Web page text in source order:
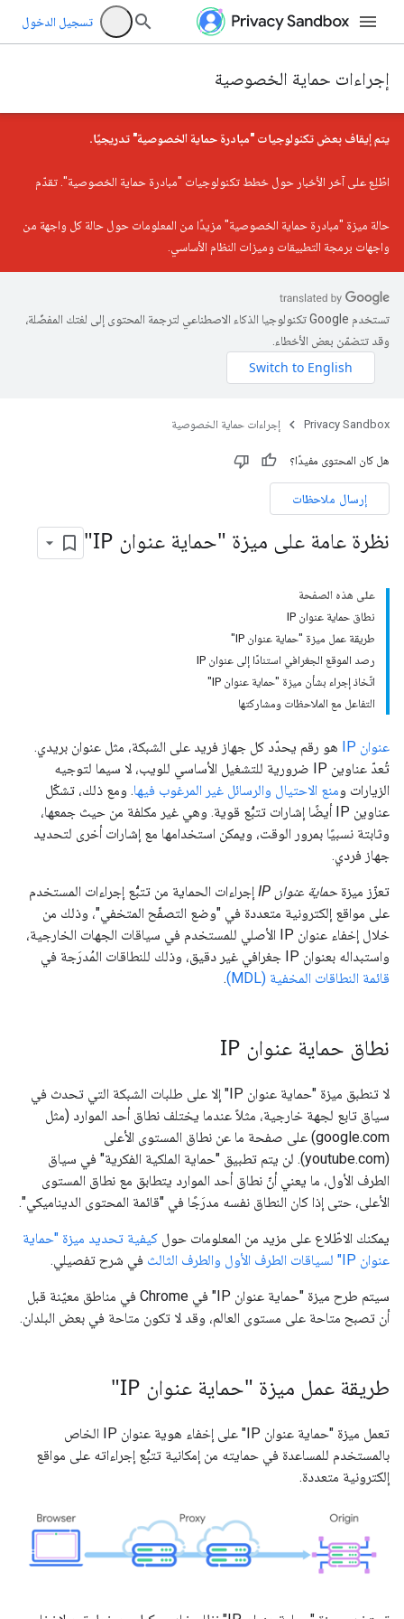
تسجيل الدخول
إجراءات حماية الخصوصية
يتم إيقاف بعض تكنولوجيات "مبادرة حماية الخصوصية" تدريجيًا.
اطّلِع علىآخر الأخبار حول خطط تكنولوجيات "مبادرة حماية الخصوصية" . تقدّم
حالة ميزة "مبادرة حماية الخصوصية" مزيدًا من المعلومات حول حالة كل واجهة من
واجهات برمجة التطبيقات وميزات النظام الأساسي.
تستخدم Google تكنولوجيا الذكاء الاصطناعي لترجمة المحتوى إلى لغتك المفضّلة،
وقد تتضمّن بعض الأخطاء.
Privacy Sandbox إجراءات حماية الخصوصية
هل كان المحتوى مفيدًا؟
إرسال ملاحظات
نظرة عامة على ميزة "حماية عنوان IP"
على هذه الصفحة
نطاق حماية عنوان IP
طريقة عمل ميزة "حماية عنوان IP"
رصد الموقع الجغرافي استنادًا إلى عنوان IP
اتّخاذ إجراء بشأن ميزة "حماية عنوان IP"
التفاعل مع الملاحظات ومشاركتها
عنوان IP
هو رقم يحدّد كل جهاز فريد على الشبكة، مثل عنوان بريدي.
تُعدّ عناوين IP ضرورية للتشغيل الأساسي للويب، لا سيما لتوجيه
الزيارات ومنع الاحتيال والرسائل غير المرغوب فيها. ومع ذلك، تشكّل
عناوين IP أيضًا إشارات تتبُّع قوية. وهي غير مكلفة من حيث جمعها،
وثابتة نسبيًا بمرور الوقت، ويمكن استخدامها مع إشارات أخرى لتحديد
جهاز فردي.
تعزّز ميزة حماية عنوان IP
إجراءات الحماية من تتبُّع إجراءات المستخدم
على مواقع إلكترونية متعددة في "وضع التصفّح المتخفي"، وذلك من
خلال إخفاء عنوان IP الأصلي للمستخدم في سياقات الجهات الخارجية،
واستبداله بعنوان IP جغرافي غير دقيق، وذلك للنطاقات المُدرَجة في
قائمة النطاقات المخفية (MDL)
.
نطاق حماية عنوان IP
لا تنطبق ميزة "حماية عنوان IP" إلا على طلبات الشبكة التي تحدث في
سياق تابع لجهة خارجية، مثلاً عندما يختلف نطاق أحد الموارد (مثل
google.com) على صفحة ما عن نطاق المستوى الأعلى
(youtube.com). لن يتم تطبيق "حماية الملكية الفكرية" في سياق
الطرف الأول، ما يعني أنّ نطاق أحد الموارد يتطابق مع نطاق المستوى
الأعلى، حتى إذا كان النطاق نفسه مدرَجًا في "قائمة المحتوى الديناميكي".
يمكنك الاطّلاع على مزيد من المعلومات حول كيفية تحديد ميزة "حماية
عنوان IP" لسياقات الطرف الأول والطرف الثالث
في شرح تفصيلي.
سيتم طرح ميزة "حماية عنوان IP" في Chrome في مناطق معيّنة قبل
أن تصبح متاحة على مستوى العالم، وقد لا تكون متاحة في بعض البلدان.
طريقة عمل ميزة "حماية عنوان IP"
تعمل ميزة "حماية عنوان IP" على إخفاء هوية عنوان IP الخاص
بالمستخدم للمساعدة في حمايته من إمكانية تتبُّع إجراءاته على مواقع
إلكترونية متعددة.